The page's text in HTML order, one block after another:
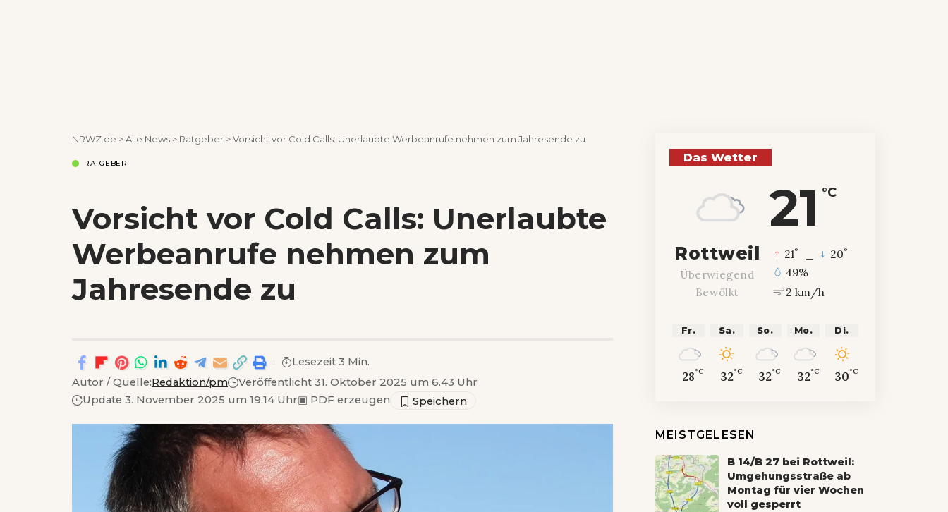
NRWZ.de >Alle News > Ratgeber >Vorsicht vor Cold Calls: Unerlaubte Werbeanrufe nehmen zum Jahresende zu
RATGEBER
Vorsicht vor Cold Calls: Unerlaubte
Werbeanrufe nehmen zum
Jahresende zu
Autor / Quelle:Redaktion/pm
Veröffentlicht 31. Oktober 2025 um 6.43 Uhr
Update 3. November 2025 um 19.14 Uhr▣ PDF erzeugen
Lesezeit 3 Min.
Das Wetter
21 °C
Rottweil
Überwiegend
Bewölkt
21° 20°
49%
2 km/h
Fr.
28°C
Sa.
32°C
So.
32°C
Mo.
32°C
Di.
30°C
MEISTGELESEN
B 14/B 27 bei Rottweil:
Umgehungsstraße ab
Montag für vier Wochen
voll gesperrt